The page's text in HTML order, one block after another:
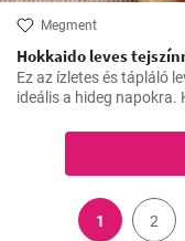
Megment
Hokkaido leves
Ez az ízletes és tápláló
ideális a hideg napokra.
1 2